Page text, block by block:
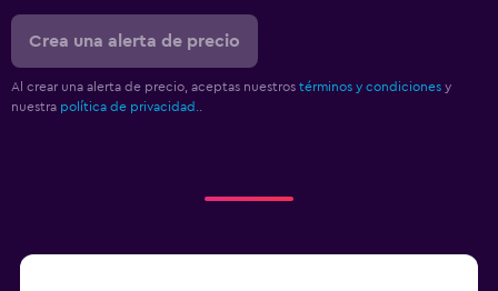
Crea una alerta de precio
Al crear una alerta de precio, aceptas nuestros términos y condiciones y
nuestra política de privacidad.